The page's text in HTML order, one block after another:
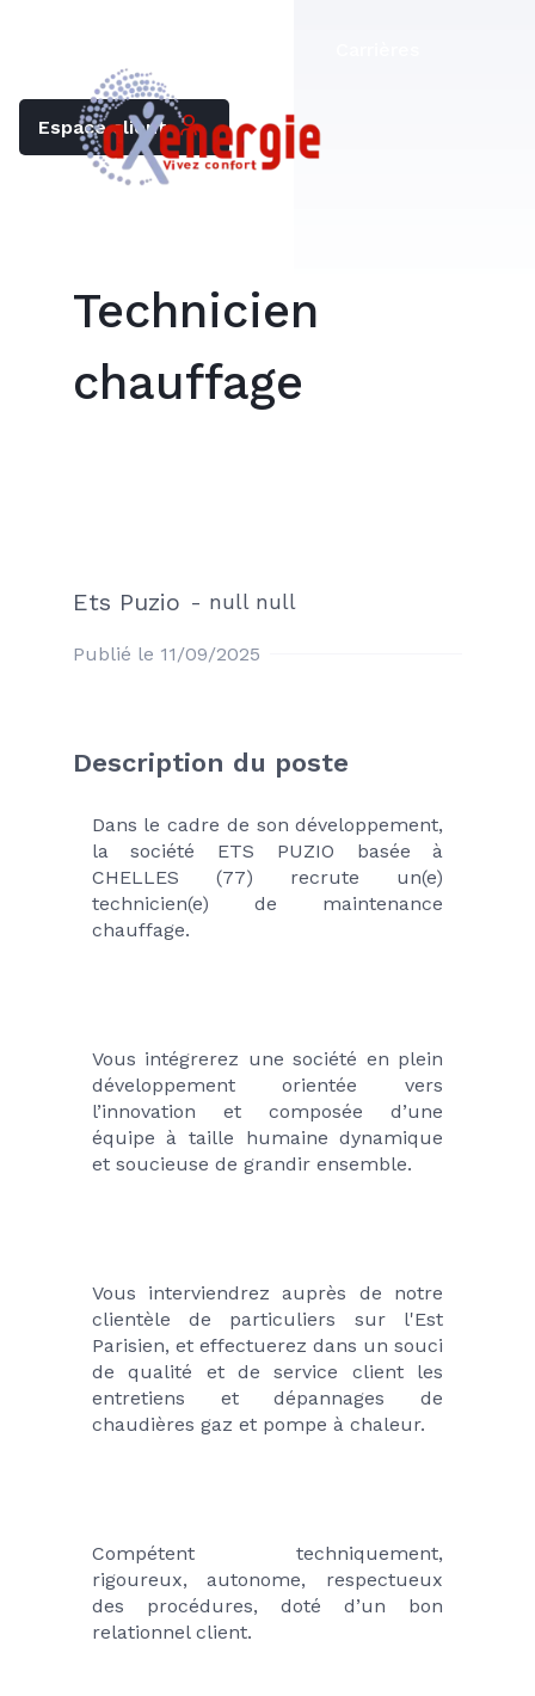
Espace client
Technicien
chauffage
Ets Puzio - null null
Publié le 11/09/2025
Description du poste
Dans le cadre de son développement,
la société ETS PUZIO basée à
CHELLES (77) recrute un(e)
technicien(e) de maintenance
chauffage.
Vous intégrerez une société en plein
développement orientée vers
l’innovation et composée d’une
équipe à taille humaine dynamique
et soucieuse de grandir ensemble.
Vous interviendrez auprès de notre
clientèle de particuliers sur l'Est
Parisien, et effectuerez dans un souci
de qualité et de service client les
entretiens et dépannages de
chaudières gaz et pompe à chaleur.
Compétent techniquement,
rigoureux, autonome, respectueux
des procédures, doté d’un bon
relationnel client.